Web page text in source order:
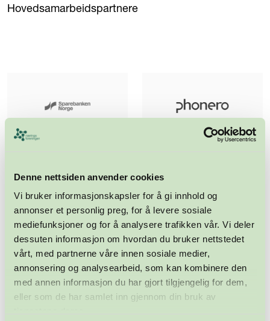
Denne nettsiden anvender cookies
Vi bruker informasjonskapsler for å gi innhold og
annonser et personlig preg, for å levere sosiale
mediefunksjoner og for å analysere trafikken vår. Vi deler
dessuten informasjon om hvordan du bruker nettstedet
vårt, med partnerne våre innen sosiale medier,
annonsering og analysearbeid, som kan kombinere den
med annen informasjon du har gjort tilgjengelig for dem,
eller som de har samlet inn gjennom din bruk av
Hovedsamarbeidspartnere